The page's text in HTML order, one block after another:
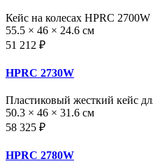
Кейс на колесах HPRC 2700W
55.5 × 46 × 24.6 см
51 212 ₽
HPRC 2730W
Пластиковый жесткий кейс
50.3 × 46 × 31.6 см
58 325 ₽
HPRC 2780W